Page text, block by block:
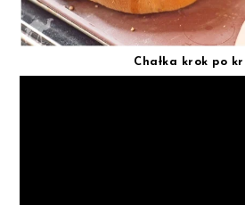
Chałka krok po